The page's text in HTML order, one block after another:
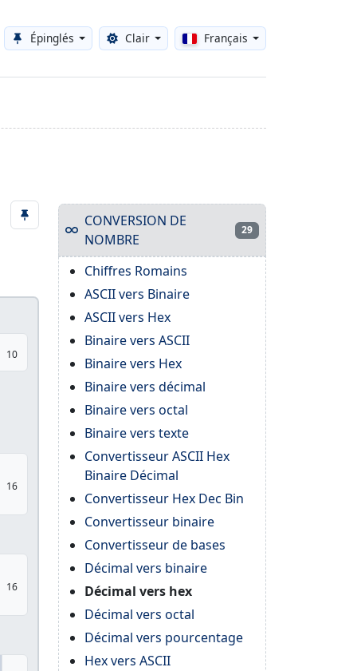
Épinglés Toggle theme
Clair Français
10
16
16
CONVERSION DE
NOMBRE
29
Chiffres Romains
ASCII vers Binaire
ASCII vers Hex
Binaire vers ASCII
Binaire vers Hex
Binaire vers décimal
Binaire vers octal
Binaire vers texte
Convertisseur ASCII Hex
Binaire Décimal
Convertisseur Hex Dec Bin
Convertisseur binaire
Convertisseur de bases
Décimal vers binaire
Décimal vers hex
Décimal vers octal
Décimal vers pourcentage
Hex vers ASCII